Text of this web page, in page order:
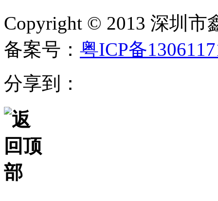
Copyright © 2013 深
备案号： 粤ICP备
分享到：